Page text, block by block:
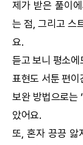
제가 받은 풀이
는 점, 그리고 스
요.
듣고 보니 평소에
표현도 서툰 편이
보완 방법으로는
았어요.
또, 혼자 끙끙 앓